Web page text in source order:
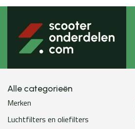
Alle categorieën
Merken
Luchtfilters en oliefilters